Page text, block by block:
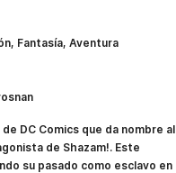
Fantasía, Aventura
DC Comics que da nombre al
de Shazam!. Este
su pasado como esclavo en